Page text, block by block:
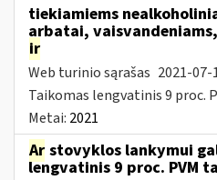
tiekiamiems
arbatai,
ir
Web turinio sąrašas 2021-07-
Taikomas lengvatinis 9 proc.
Metai: 2021
Ar stovyklos lankymui
lengvatinis 9 proc. PVM